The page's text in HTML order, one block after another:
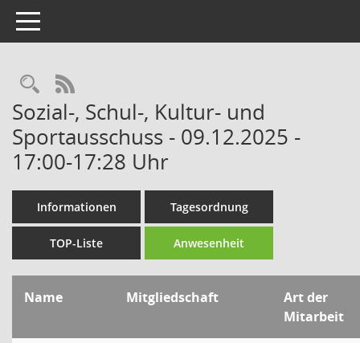
Toggle navigation
Rechercheauswahl
RSS-Feed
Sozial-, Schul-, Kultur- und
Sportausschuss - 09.12.2025 -
17:00-17:28 Uhr
Informationen Tagesordnung
TOP-Liste Anwesenheit
Name Mitgliedschaft
Art der
Mitarbeit